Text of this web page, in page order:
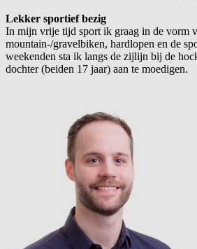
Lekker sportief bezig
In mijn vrije tijd sport ik graag in de vorm
mountain-/gravelbiken, hardlopen en de
weekenden sta ik langs de zijlijn bij de
dochter (beiden 17 jaar) aan te moedigen.